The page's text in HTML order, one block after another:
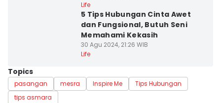
Life
5 Tips Hubungan Cinta Awet
dan Fungsional, Butuh Seni
Memahami Kekasih
30 Agu 2024, 21:26 WIB
Life
Topics
pasangan mesra Inspire Me
Tips Hubungan
tips asmara